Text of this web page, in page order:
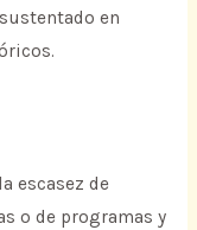
en
escasez de
o de programas y